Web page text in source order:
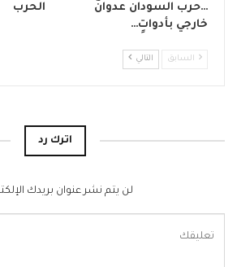
…حرب السودان عدوانٌ
خارجي بأدواتٍ…
الحرب
السابق التالي
اترك رد
لن يتم نشر عنوان بريدك